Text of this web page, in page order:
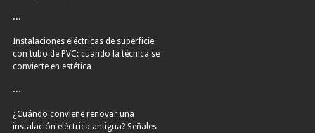
...
Instalaciones eléctricas de superficie
con tubo de PVC: cuando la técnica se
convierte en estética
...
¿Cuándo conviene renovar una
instalación eléctrica antigua? Señales